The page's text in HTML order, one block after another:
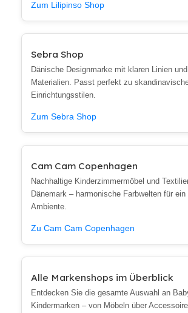
Zum Lilipinso Shop
Sebra Shop
Dänische Designmarke mit klaren Linien
Materialien. Passt perfekt zu
Einrichtungsstilen.
Zum Sebra Shop
Cam Cam Copenhagen
Nachhaltige Kinderzimmermöbel und
Dänemark – harmonische Farbwelten für ein
Ambiente.
Zu Cam Cam Copenhagen
Alle Markenshops im Überblick
Entdecken Sie die gesamte Auswahl an
Kindermarken – von Möbeln über